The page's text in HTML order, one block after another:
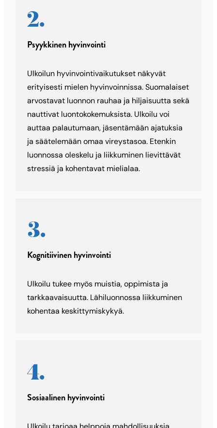
Psyykkinen hyvinvointi
Ulkoilun hyvinvointivaikutukset näkyvät
erityisesti mielen hyvinvoinnissa. Suomalaiset
arvostavat luonnon rauhaa ja hiljaisuutta sekä
nauttivat luontokokemuksista. Ulkoilu voi
auttaa palautumaan, jäsentämään ajatuksia
ja säätelemään omaa vireystasoa. Etenkin
luonnossa oleskelu ja liikkuminen lievittävät
stressiä ja kohentavat mielialaa.
Kognitiivinen hyvinvointi
Ulkoilu tukee myös muistia, oppimista ja
tarkkaavaisuutta. Lähiluonnossa liikkuminen
kohentaa keskittymiskykyä.
Sosiaalinen hyvinvointi